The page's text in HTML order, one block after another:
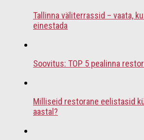
Tallinna väliterrassid – vaata,
einestada
Soovitus: TOP 5 pealinna
Milliseid restorane eelistasid
aastal?